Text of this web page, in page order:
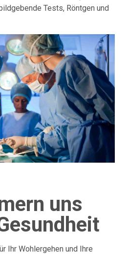
Tests, Röntgen und
uns
Ihr Wohlergehen und Ihre